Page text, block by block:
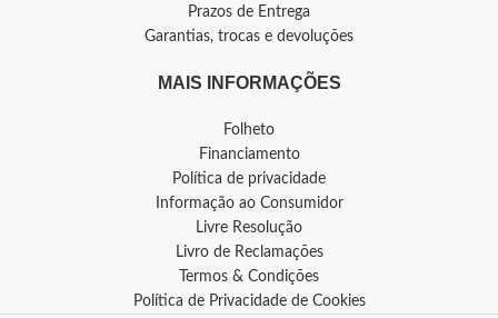
Prazos de Entrega
Garantias, trocas e devoluções
MAIS INFORMAÇÕES
Folheto
Financiamento
Política de privacidade
Informação ao Consumidor
Livre Resolução
Livro de Reclamações
Termos & Condições
Política de Privacidade de Cookies